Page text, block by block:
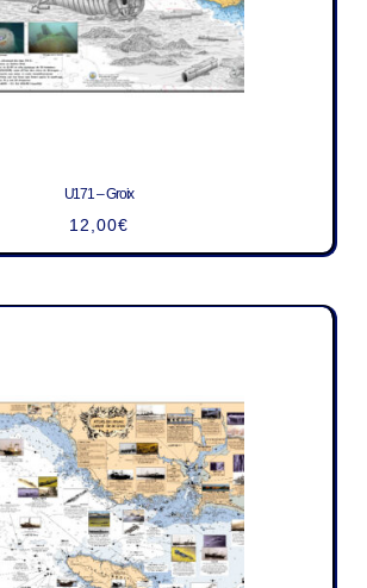
U171 – Groix
12,00€